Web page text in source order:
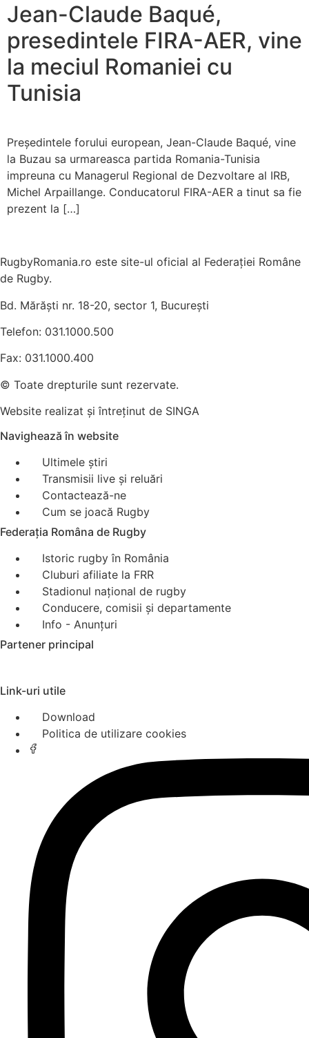
Jean-Claude Baqué,
presedintele FIRA-AER, vine
la meciul Romaniei cu
Tunisia
Președintele forului european, Jean-Claude Baqué, vine
la Buzau sa urmareasca partida Romania-Tunisia
impreuna cu Managerul Regional de Dezvoltare al IRB,
Michel Arpaillange. Conducatorul FIRA-AER a tinut sa fie
prezent la […]
RugbyRomania.ro este site-ul oficial al Federației Române
de Rugby.
Bd. Mărăști nr. 18-20, sector 1, București
Telefon: 031.1000.500
Fax: 031.1000.400
© Toate drepturile sunt rezervate.
Website realizat și întreținut de SINGA
Navighează în website
Ultimele știri
Transmisii live și reluări
Contactează-ne
Cum se joacă Rugby
Federația Româna de Rugby
Istoric rugby în România
Cluburi afiliate la FRR
Stadionul național de rugby
Conducere, comisii și departamente
Info - Anunțuri
Partener principal
Link-uri utile
Download
Politica de utilizare cookies